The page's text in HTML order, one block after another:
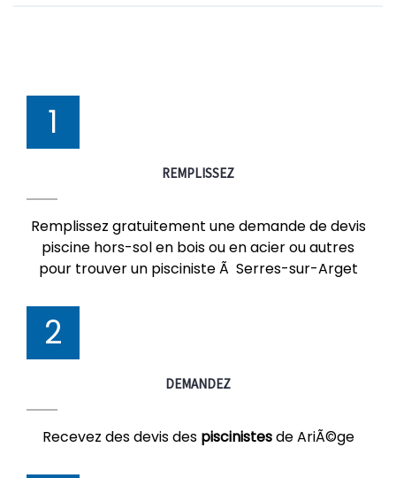
1
REMPLISSEZ
Remplissez gratuitement une demande de devis
piscine hors-sol en bois ou en acier ou autres
pour trouver un pisciniste Ã Serres-sur-Arget
2
DEMANDEZ
Recevez des devis des piscinistesde AriÃ©ge